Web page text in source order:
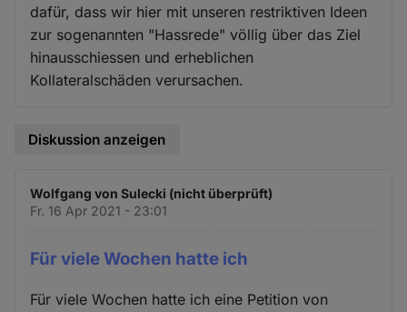
dafür, dass wir hier mit unseren restriktiven Ideen
zur sogenannten "Hassrede" völlig über das Ziel
hinausschiessen und erheblichen
Kollateralschäden verursachen.
Diskussion anzeigen
Wolfgang von Sulecki (nicht überprüft)
Fr. 16 Apr 2021 - 23:01
Für viele Wochen hatte ich
Für viele Wochen hatte ich eine Petition von